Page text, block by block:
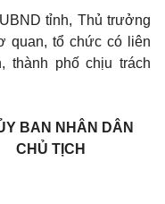
tỉnh, Thủ trưởng
quan, tổ chức có liên
thành phố chịu trách
BAN NHÂN DÂN
CHỦ TỊCH